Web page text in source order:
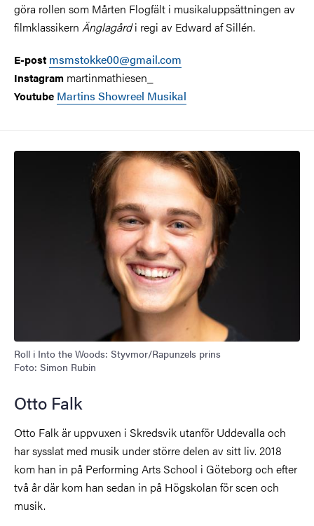
göra rollen som Mårten Flogfält i musikaluppsättningen av
filmklassikern Änglagårdi regi av Edward af Sillén.
E-post msmstokke00@gmail.com
Instagram martinmathiesen_
Youtube Martins Showreel Musikal
Roll i Into the Woods: Styvmor/Rapunzels prins
Foto: Simon Rubin
Otto Falk
Otto Falk är uppvuxen i Skredsvik utanför Uddevalla och
har sysslat med musik under större delen av sitt liv. 2018
kom han in på Performing Arts School i Göteborg och efter
två år där kom han sedan in på Högskolan för scen och
musik.